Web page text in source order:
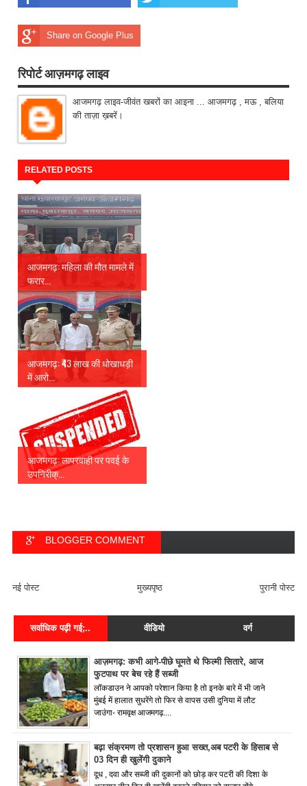
Share on Google Plus
रिपोर्ट आज़मगढ़ लाइव
आजमगढ़ लाइव-जीवंत खबरों का आइना ... आजमगढ़ , मऊ , बलिया
की ताज़ा ख़बरें।
RELATED POSTS
आजमगढ़: महिला की मौत मामले में
फरार...
आजमगढ़: ₹43 लाख की धोखाधड़ी
में आरो...
आजमगढ़: लापरवाही पर पवई के
उपनिरीक्...
BLOGGER COMMENT
नई पोस्ट पुरानी पोस्ट
मुख्यपृष्ठ
सर्वाधिक पढ़ी गई;.. वीडियो वर्ग
आज़मगढ़: कभी आगे-पीछे घूमते थे फिल्मी सितारे, आज
फुटपाथ पर बेच रहे हैं सब्जी
लॉकडाउन ने आपको परेशान किया है तो इनके बारे में भी जाने
मुंबई में हालात सुधरेंगे तो फिर से वापस उसी दुनिया में लौट
जाउंगा- रामवृक्ष आजमगढ़....
बढ़ा संक्रमण तो प्रशासन हुआ सख्त,अब पटरी के हिसाब से
03 दिन ही खुलेंगी दुकाने
दूध , दवा और सब्जी की दुकानों को छोड़ कर पटरी की दिशा के